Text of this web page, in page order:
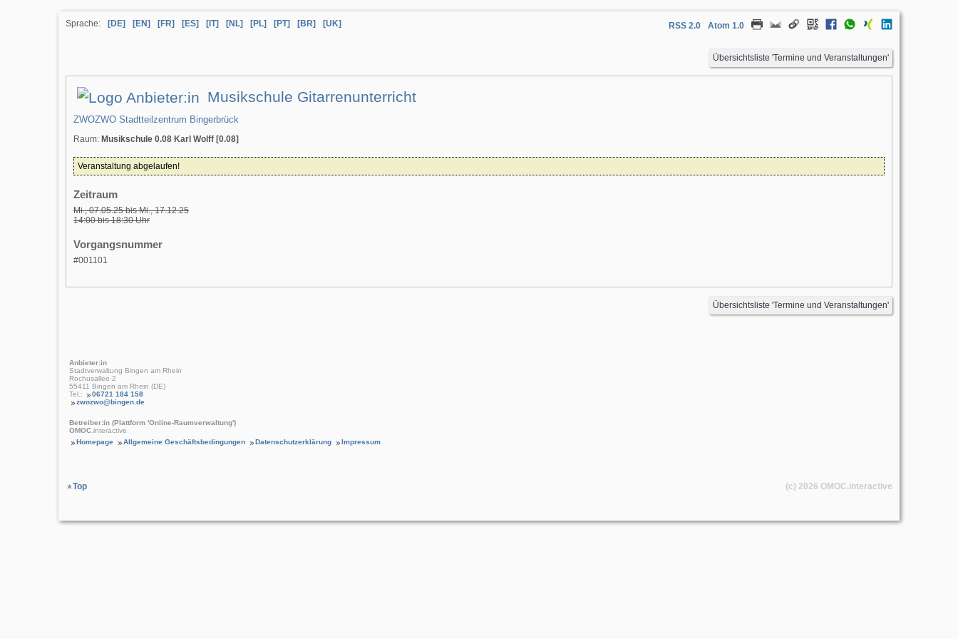
Sprache: [DE] [EN] [FR] [ES] [IT] [NL] [PL] [PT] [BR] [UK] RSS 2.0 Atom 1.0
Übersichtsliste 'Termine und Veranstaltungen'
Musikschule Gitarrenunterricht
ZWOZWO Stadtteilzentrum Bingerbrück
Raum: Musikschule 0.08 Karl Wolff [0.08]
Veranstaltung abgelaufen!
Zeitraum
Mi., 07.05.25 bis Mi., 17.12.25
14:00 bis 18:30 Uhr
Vorgangsnummer
#001101
Übersichtsliste 'Termine und Veranstaltungen'
Anbieter:in
Stadtverwaltung Bingen am Rhein
Rochusallee 2
55411 Bingen am Rhein (DE)
Tel.:
06721 184 158
zwozwo@bingen.de
Betreiber:in (Plattform 'Online-Raumverwaltung')
OMOC .interactive
Homepage
Allgemeine Geschäftsbedingungen Datenschutzerklärung Impressum
Top (c) 2026 OMOC.interactive